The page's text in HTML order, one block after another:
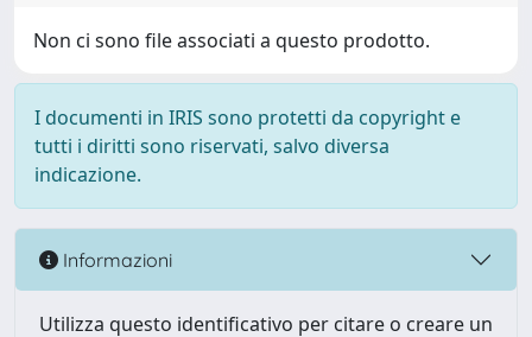
Non ci sono file associati a questo prodotto.
I documenti in IRIS sono protetti da copyright e
tutti i diritti sono riservati, salvo diversa
indicazione.
Informazioni
Utilizza questo identificativo per citare o creare un